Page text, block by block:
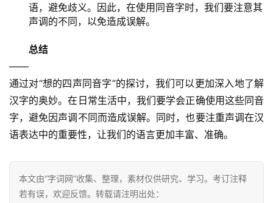
汉
字
组
词
语，避免歧义。因此，在使用同音字时，我们要注意其
声调的不同，以免造成误解。
总结
——
通过对“想的四声同音字”的探讨，我们可以更加深入地了解
汉字的奥妙。在日常生活中，我们要学会正确使用这些同音
字，避免因声调不同而造成误解。同时，也要注重声调在汉
语表达中的重要性，让我们的语言更加丰富、准确。
本文由“字词网”收集、整理，素材仅供研究、学习。考订注释
若有误，欢迎反馈。转载请注明出处：